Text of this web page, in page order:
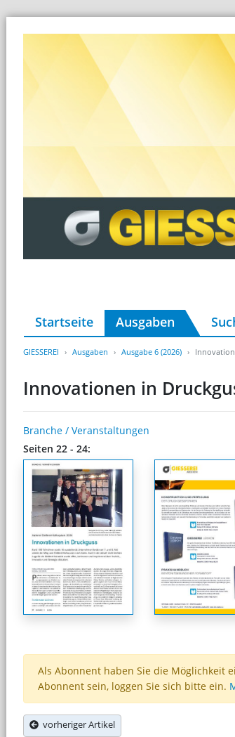
Startseite Ausgaben
GIESSEREI Ausgaben Ausgabe 6 (2026)
Innovationen in
Branche / Veranstaltungen
Seiten 22 - 24:
Als Abonnent haben Sie die Möglichkeit
Abonnent sein, loggen Sie sich bitte ein.
vorheriger Artikel